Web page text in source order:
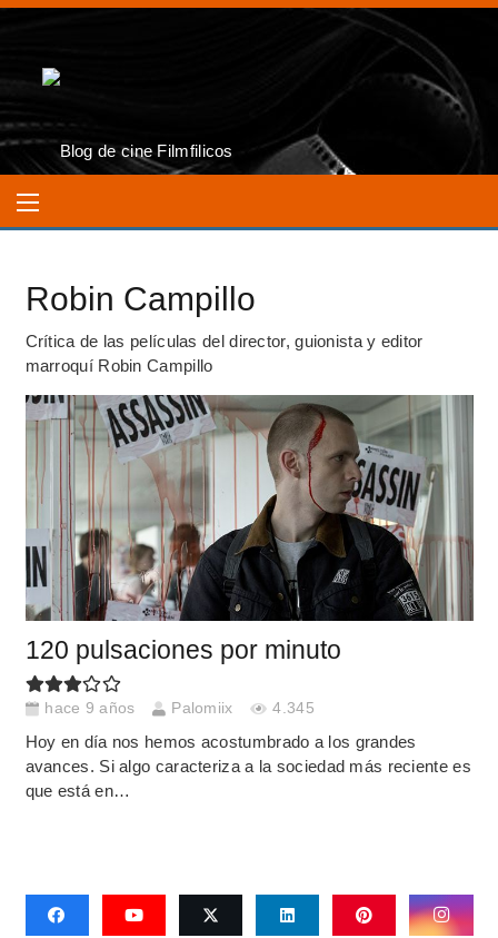
Robin Campillo
Crítica de las películas del director, guionista y editor
marroquí Robin Campillo
120 pulsaciones por minuto
hace 9 años Palomiix 4.345
Hoy en día nos hemos acostumbrado a los grandes
avances. Si algo caracteriza a la sociedad más reciente es
que está en…